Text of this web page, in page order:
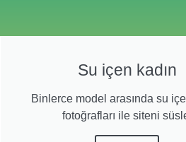
Su içen kadın
Binlerce model arasında su
fotoğrafları ile siteni